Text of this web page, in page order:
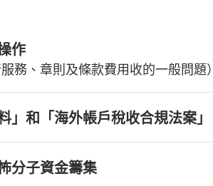
作
服務、章則及條款費用收的一般問題）
」和「海外帳戶稅收合規法案」
分子資金籌集